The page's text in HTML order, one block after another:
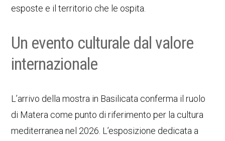
esposte e il territorio che le ospita.
Un evento culturale dal valore
internazionale
L’arrivo della mostra in Basilicata conferma il ruolo
di Matera come punto di riferimento per la cultura
mediterranea nel 2026. L’esposizione dedicata a